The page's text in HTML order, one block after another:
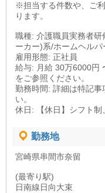
※担当する件数や、ご
ります。
職種: 介護職員実務者
ーカー)系/ホームヘルパ
雇用形態: 正社員
給与: 月給 30万6000円
をご参照ください。
勤務時間: 詳細は特記事
い。
休日: 【休日】シフト制
勤務地
宮崎県串間市奈留
(最寄り駅)
日南線日向大束